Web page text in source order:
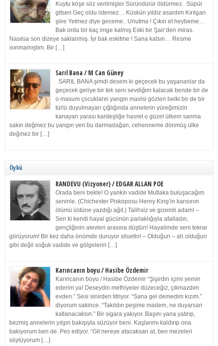
Kuytu köşe söz verilmişler Süründürür öldürmez. Süpür
gitsen Geç oldu istemez… Küskün yıldız asardım Kırılgan
şiire Yetmez diye geceme.. Unutma ! Çıkın et heybeme…
Bak orda bir kaç imge kalmış Eski bir Şair’den miras.
Nasılsa son dizeye saklanmış. İyi bak eskitme ! Sana kalsın… Resme
ısınmamıştım. Bir […]
Sarıl Bana / M Can Güney
SARIL BANA şimdi desem ki geçecek bu yaşananlar da
geçecek geriye bir tek seni sevdiğim kalacak bende bir de
o masum çocukların yangın mavisi gözleri belki bir de bir
türlü duyulmayan çığlığında annelerin yüreğimizin
kanayan yarası kardeşliğe hasret o güzel ülkem sanma
sakın değmez bu yangın yeri bu darmadağan, cehenneme dönmüş ülke
değmez bir […]
Öykü
RANDEVU (Vizyoner) / EDGAR ALLAN POE
Orada beni bekle! O yankılı vadide Mutlaka buluşacağım
seninle. (Chichester Piskoposu Henry King’in karısının
ölümü üstüne yazdığı ağıt.) Talihsiz ve gizemli adam! –
Sen ki kendi hayal gücünün parlaklığıyla afalladın,
gençliğinin alevleri arasına düştün! Hayalimde seni tekrar
görüyorum! Bir kez daha önümde duruyor siluetin! – Olduğun – ah olduğun
gibi değil soğuk vadide ve gölgelerin […]
Karıncanın boyu / Hasibe Özdemir
Karıncanın boyu / Hasibe Özdemir “Şişirdin içimi yemin
ederim ya! Deseydin methiyeler düzeceğiz, çıkmazdım
evden.” Sesi sinirden titriyor. “Sana gel demedim kızım.”
diyorum sakince. “Takıldın peşime madem, ne duyarsan
katlanacaksın.” Bir sigara yakıyor. Başını yana yatırıp,
bezmiş annelerin yılgın bakışıyla süzüyor beni. Kaşlarımı kaldırıp ona
bakıyorum ben de. Pes ediyor. “Git nereye atacaksan at, ben mezeleri
söylüyorum […]